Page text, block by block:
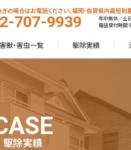
ぎの場合はお電話ください。福岡・佐賀県内最短到
707-9939
年中無休／土
電話受付時間
獣・害虫一覧 駆除実績
駆除実績